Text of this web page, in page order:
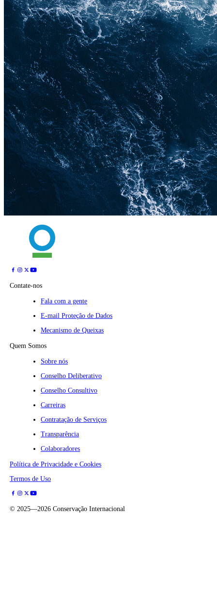
Contate-nos
Fala com a gente
E-mail Proteção de Dados
Mecanismo de Queixas
Quem Somos
Sobre nós
Conselho Deliberativo
Conselho Consultivo
Carreiras
Contratação de Serviços
Transparência
Colaboradores
Política de Privacidade e Cookies
Termos de Uso
© 2025—2026 Conservação Internacional